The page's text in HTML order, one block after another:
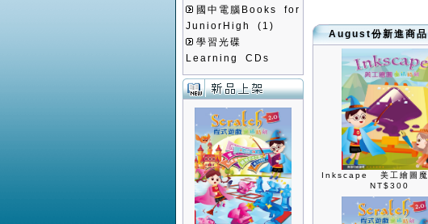
國中電腦Books for
JuniorHigh
(1)
學習光碟
Learning CDs
August份新進商品
Inkscape 美工繪圖魔
NT$300